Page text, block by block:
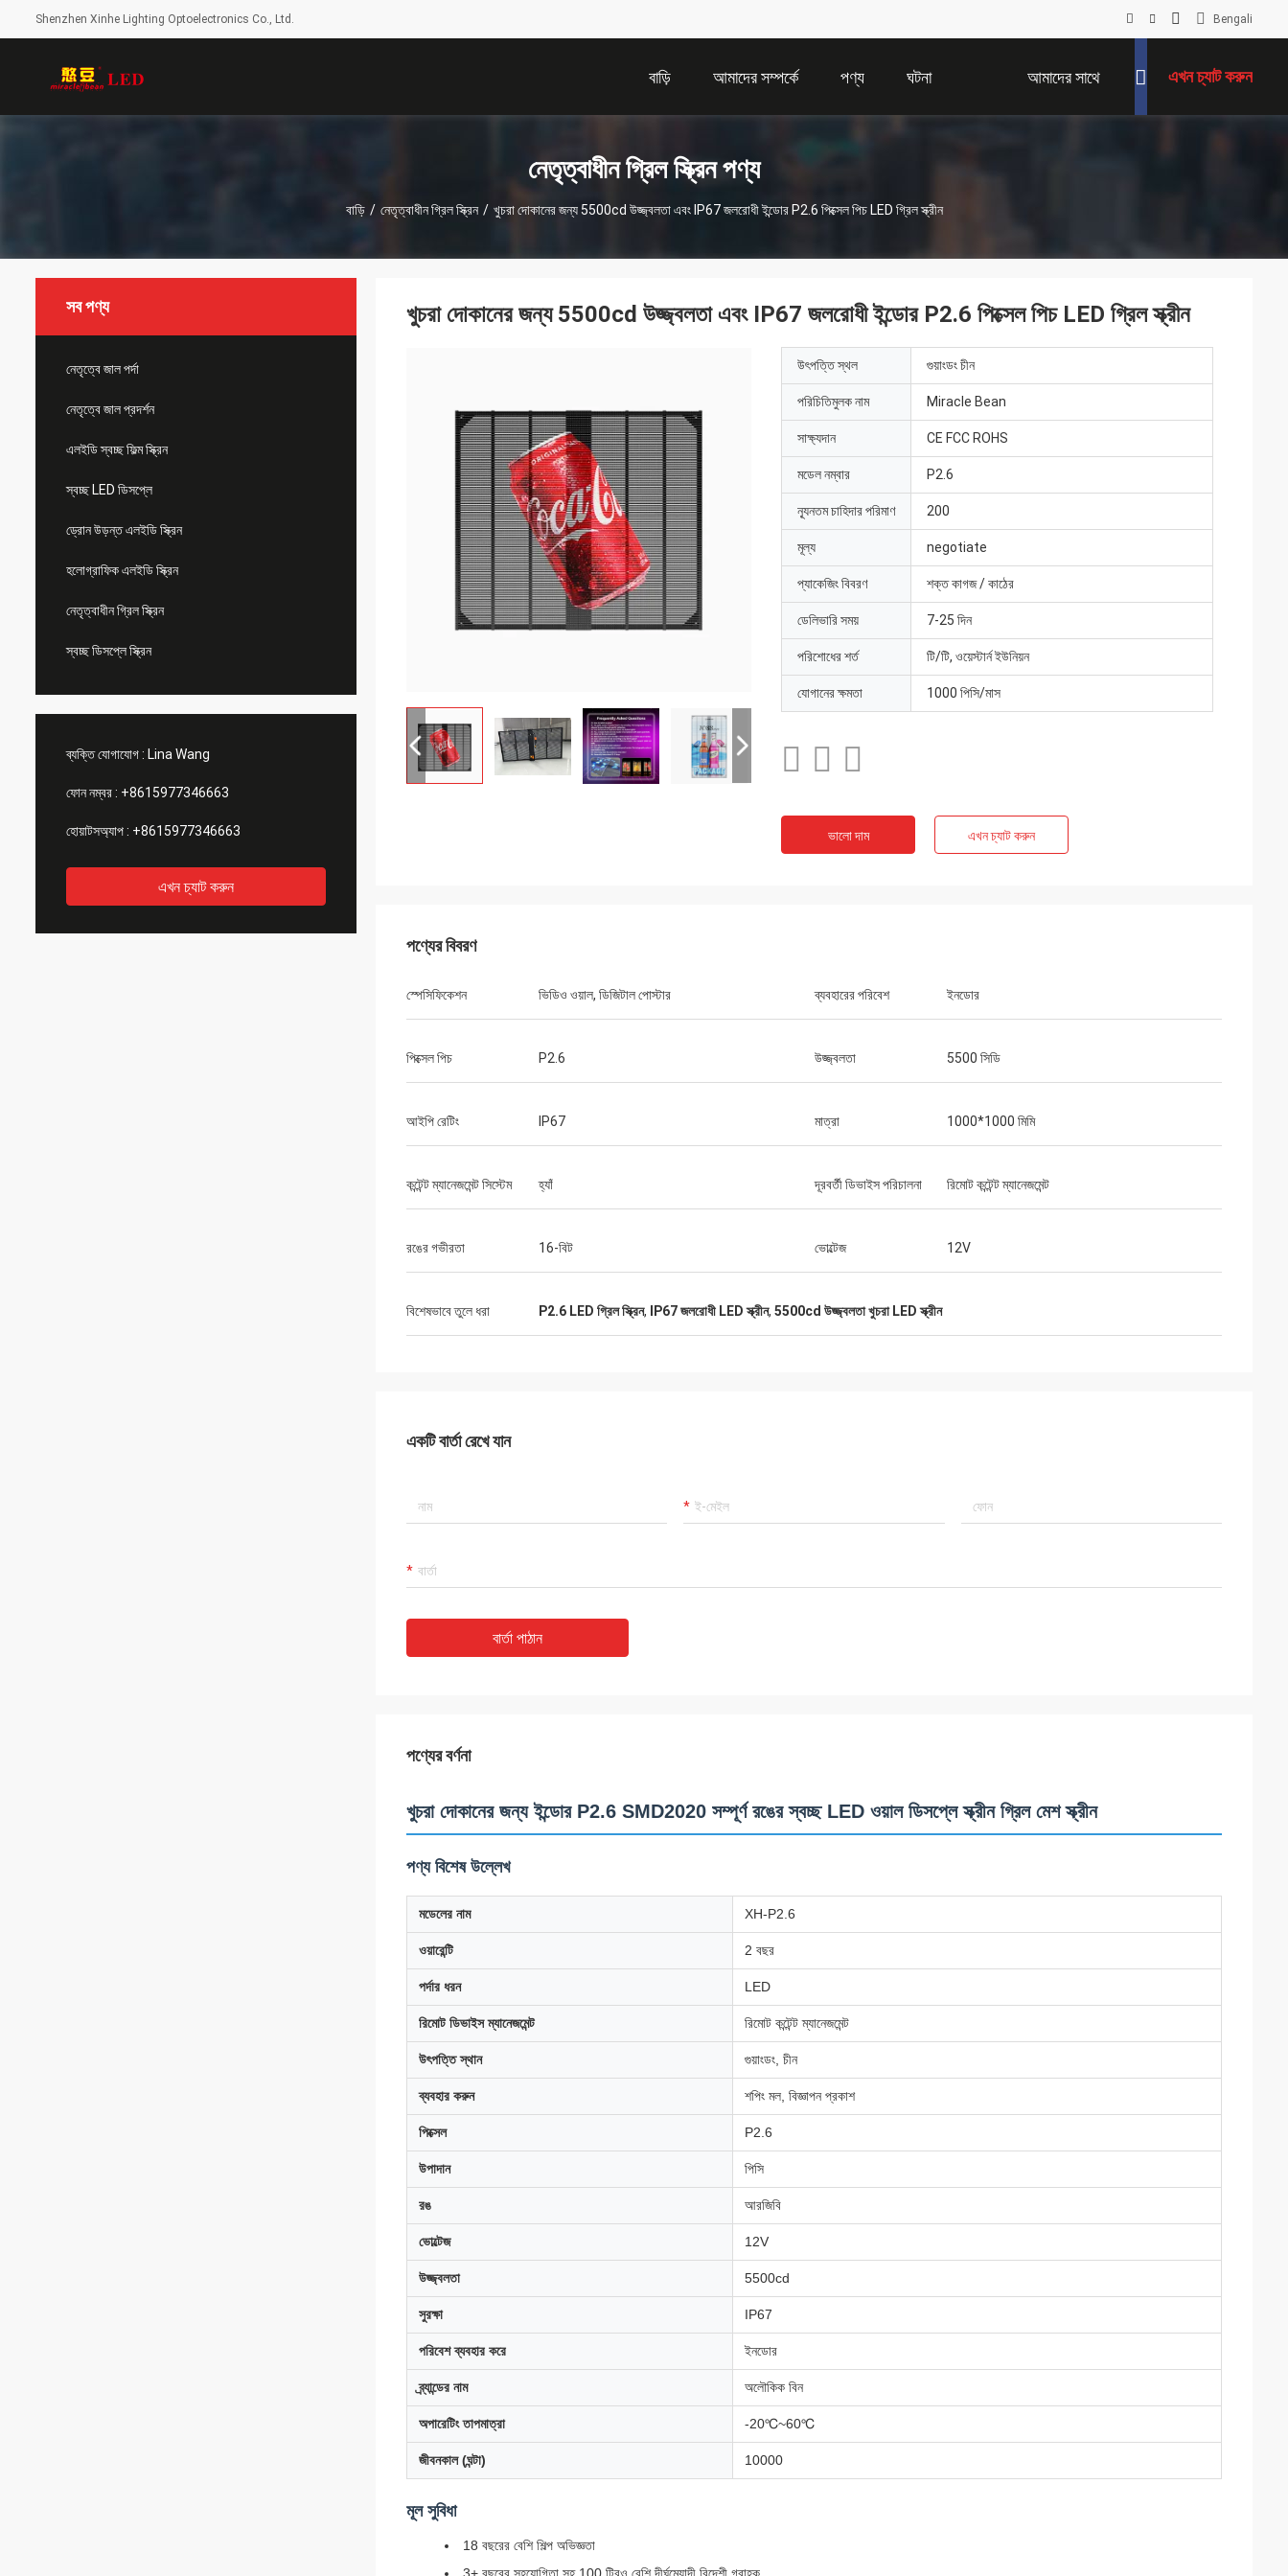
Shenzhen Xinhe Lighting Optoelectronics Co., Ltd. Bengali
বাড়ি আমাদের সম্পর্কে পণ্য ঘটনা আমাদের সাথে এখন চ্যাট করুন
নেতৃত্বাধীন গ্রিল স্ক্রিন পণ্য
বাড়ি / নেতৃত্বাধীন গ্রিল স্ক্রিন / খুচরা দোকানের জন্য 5500cd উজ্জ্বলতা এবং IP67 জলরোধী ইন্ডোর P2.6 পিক্সেল পিচ LED গ্রিল স্ক্রীন
সব পণ্য
নেতৃত্বে জাল পর্দা
নেতৃত্বে জাল প্রদর্শন
এলইডি স্বচ্ছ ফিল্ম স্ক্রিন
স্বচ্ছ LED ডিসপ্লে
ড্রোন উড়ন্ত এলইডি স্ক্রিন
হলোগ্রাফিক এলইডি স্ক্রিন
নেতৃত্বাধীন গ্রিল স্ক্রিন
স্বচ্ছ ডিসপ্লে স্ক্রিন
ব্যক্তি যোগাযোগ : Lina Wang
ফোন নম্বর : +8615977346663
হোয়াটসঅ্যাপ : +8615977346663
এখন চ্যাট করুন
খুচরা দোকানের জন্য 5500cd উজ্জ্বলতা এবং IP67 জলরোধী ইন্ডোর P2.6 পিক্সেল পিচ LED গ্রিল স্ক্রীন
উৎপত্তি স্থল গুয়াংডং চীন
পরিচিতিমুলক নাম Miracle Bean
সাক্ষ্যদান CE FCC ROHS
মডেল নম্বার P2.6
ন্যূনতম চাহিদার পরিমাণ 200
মূল্য negotiate
প্যাকেজিং বিবরণ শক্ত কাগজ / কাঠের
ডেলিভারি সময় 7-25 দিন
পরিশোধের শর্ত টি/টি, ওয়েস্টার্ন ইউনিয়ন
যোগানের ক্ষমতা 1000 পিসি/মাস
ভালো দাম এখন চ্যাট করুন
পণ্যের বিবরণ
স্পেসিফিকেশন ভিডিও ওয়াল, ডিজিটাল পোস্টার ব্যবহারের পরিবেশ ইনডোর
পিক্সেল পিচ P2.6 উজ্জ্বলতা 5500 সিডি
আইপি রেটিং IP67 মাত্রা 1000*1000 মিমি
কন্টেন্ট ম্যানেজমেন্ট সিস্টেম হ্যাঁ দূরবর্তী ডিভাইস পরিচালনা রিমোট কন্টেন্ট ম্যানেজমেন্ট
রঙের গভীরতা 16-বিট ভোল্টেজ 12V
বিশেষভাবে তুলে ধরা P2.6 LED গ্রিল স্ক্রিন, IP67 জলরোধী LED স্ক্রীন, 5500cd উজ্জ্বলতা খুচরা LED স্ক্রীন
একটি বার্তা রেখে যান
বার্তা পাঠান
পণ্যের বর্ণনা
খুচরা দোকানের জন্য ইন্ডোর P2.6 SMD2020 সম্পূর্ণ রঙের স্বচ্ছ LED ওয়াল ডিসপ্লে স্ক্রীন গ্রিল মেশ স্ক্রীন
পণ্য বিশেষ উল্লেখ
মডেলের নাম XH-P2.6
ওয়ারেন্টি 2 বছর
পর্দার ধরন LED
রিমোট ডিভাইস ম্যানেজমেন্ট রিমোট কন্টেন্ট ম্যানেজমেন্ট
উৎপত্তি স্থান গুয়াংডং, চীন
ব্যবহার করুন শপিং মল, বিজ্ঞাপন প্রকাশ
পিক্সেল P2.6
উপাদান পিসি
রঙ আরজিবি
ভোল্টেজ 12V
উজ্জ্বলতা 5500cd
সুরক্ষা IP67
পরিবেশ ব্যবহার করে ইনডোর
ব্র্যান্ডের নাম অলৌকিক বিন
অপারেটিং তাপমাত্রা -20℃~60℃
জীবনকাল (ঘন্টা) 10000
মূল সুবিধা
18 বছরের বেশি শিল্প অভিজ্ঞতা